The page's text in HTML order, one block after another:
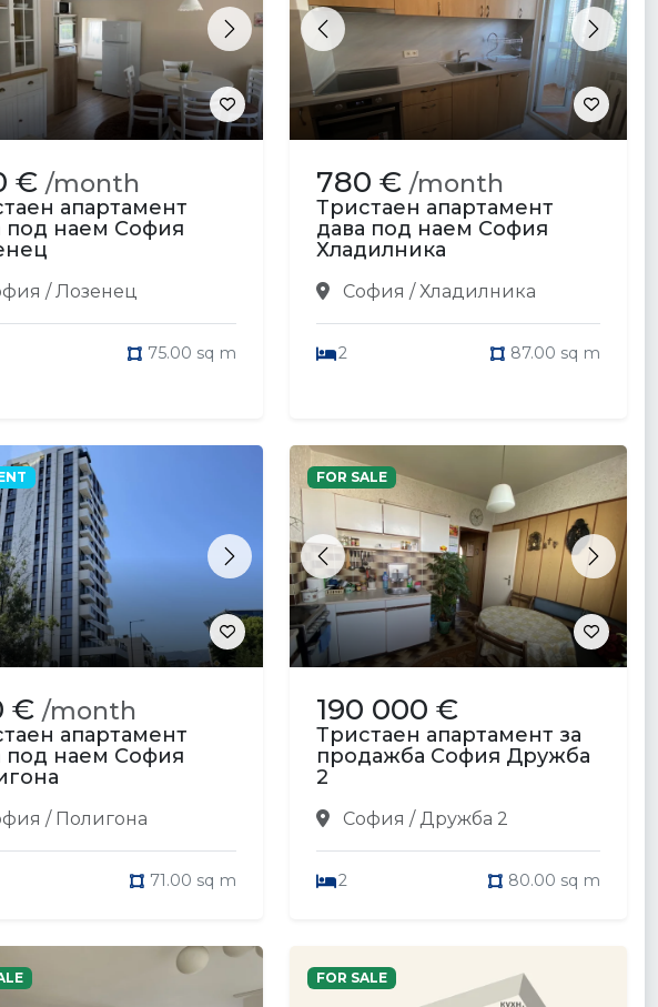
Next
€ /month
апартамент
под наем София
/ Лозенец
75.00 sq m
Previous Next
780 € /month
Тристаен апартамент
дава под наем София
Хладилника
София / Хладилника
2 87.00 sq m
Next
€ /month
апартамент
под наем София
/ Полигона
71.00 sq m
Previous Next
FOR SALE
190 000 €
Тристаен апартамент за
продажба София Дружба
2
София / Дружба 2
2 80.00 sq m
FOR SALE